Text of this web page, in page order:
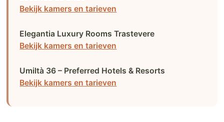
Bekijk kamers en tarieven
Elegantia Luxury Rooms Trastevere
Bekijk kamers en tarieven
Umiltà 36 – Preferred Hotels & Resorts
Bekijk kamers en tarieven